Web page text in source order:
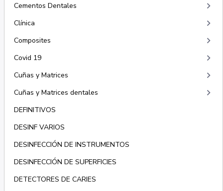
Cementos Dentales keyboard_arrow_right
Clínica keyboard_arrow_right
Composites keyboard_arrow_right
Covid 19 keyboard_arrow_right
Cuñas y Matrices keyboard_arrow_right
Cuñas y Matrices dentales keyboard_arrow_right
DEFINITIVOS
DESINF VARIOS
DESINFECCIÓN DE INSTRUMENTOS
DESINFECCIÓN DE SUPERFICIES
DETECTORES DE CARIES